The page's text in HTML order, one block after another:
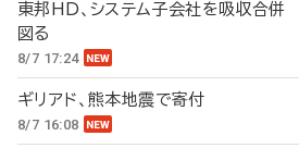
東邦HD、システム子会社を吸収合
図る
8/7 17:24
ギリアド、熊本地震で寄付
8/7 16:08